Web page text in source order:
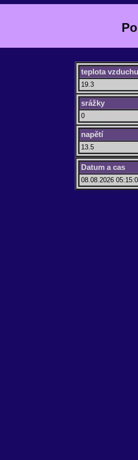
teplota vzduchu
19.3
srážky
0
napětí
13.5
Datum a cas
08.08.2026